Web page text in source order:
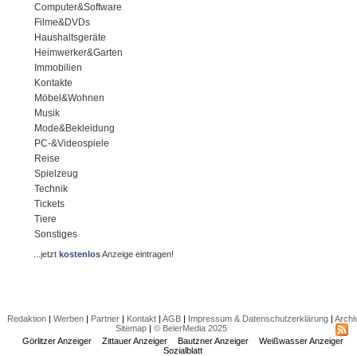
Computer&Software
Filme&DVDs
Haushaltsgeräte
Heimwerker&Garten
Immobilien
Kontakte
Möbel&Wohnen
Musik
Mode&Bekleidung
PC-&Videospiele
Reise
Spielzeug
Technik
Tickets
Tiere
Sonstiges
...jetztkostenlosAnzeige eintragen!
Redaktion| Werben| Partner| Kontakt| AGB| Impressum & Datenschutzerklärung|
Sitemap| © BeierMedia 2025
Görlitzer Anzeiger
Zittauer Anzeiger Bautzner Anzeiger
Weißwasser Anzeiger
Sozialblatt